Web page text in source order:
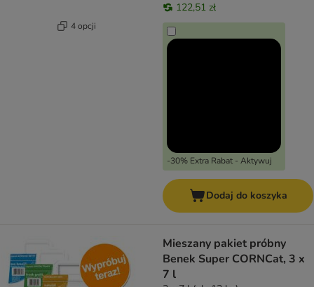
4 opcji
122,51 zł
-30% Extra Rabat - Aktywuj
Dodaj do koszyka
Mieszany pakiet próbny
Benek Super CORNCat, 3 x
7 l